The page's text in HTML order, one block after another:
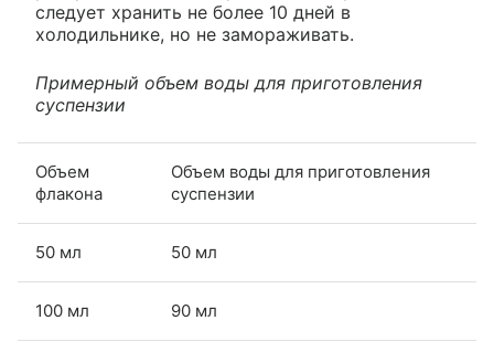
следует хранить не более 10 дней в
холодильнике, но не замораживать.
Примерный объем воды для приготовления
суспензии
Объем
флакона
Объем воды для приготовления
суспензии
50 мл 50 мл
100 мл 90 мл